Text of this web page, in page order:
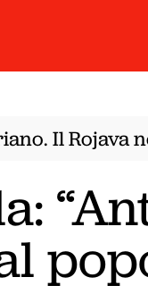
Il Rojava